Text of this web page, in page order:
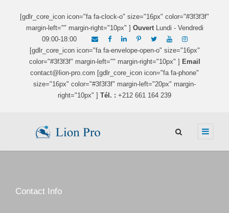
[gdlr_core_icon icon="fa fa-clock-o" size="16px" color="#3f3f3f"
margin-left="" margin-right="10px" ] OuvertLundi - Vendredi
09:00-18:00
[gdlr_core_icon icon="fa fa-envelope-open-o" size="16px"
color="#3f3f3f" margin-left="" margin-right="10px" ] Email
contact@lion-pro.com [gdlr_core_icon icon="fa fa-phone"
size="16px" color="#3f3f3f" margin-left="20px" margin-
right="10px" ] Tél. : +212 661 164 239
Contact Info